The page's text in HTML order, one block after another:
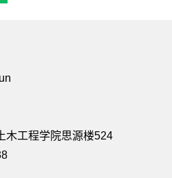
木工程学院思源楼524